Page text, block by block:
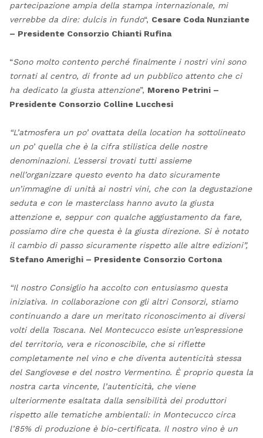
partecipazione ampia della stampa internazionale, mi
verrebbe da dire: dulcis in fundo“, Cesare Coda Nunziante
– Presidente Consorzio Chianti Rufina
“Sono molto contento perché finalmente i nostri vini sono
tornati al centro, di fronte ad un pubblico attento che ci
ha dedicato la giusta attenzione”, Moreno Petrini –
Presidente Consorzio Colline Lucchesi
“L’atmosfera un po’ ovattata della location ha sottolineato
un po’ quella che è la cifra stilistica delle nostre
denominazioni. L’essersi trovati tutti assieme
nell’organizzare questo evento ha dato sicuramente
un’immagine di unità ai nostri vini, che con la degustazione
seduta e con le masterclass hanno avuto la giusta
attenzione e, seppur con qualche aggiustamento da fare,
possiamo dire che questa è la giusta direzione. Si è notato
il cambio di passo sicuramente rispetto alle altre edizioni”,
Stefano Amerighi – Presidente Consorzio Cortona
“Il nostro Consiglio ha accolto con entusiasmo questa
iniziativa. In collaborazione con gli altri Consorzi, stiamo
continuando a dare un meritato riconoscimento ai diversi
volti della Toscana. Nel Montecucco esiste un’espressione
del territorio, vera e riconoscibile, che si riflette
completamente nel vino e che diventa autenticità stessa
del Sangiovese e del nostro Vermentino. È proprio questa la
nostra carta vincente, l’autenticità, che viene
ulteriormente esaltata dalla sensibilità dei produttori
rispetto alle tematiche ambientali: in Montecucco circa
l’85% di produzione è bio-certificata. Il nostro vino è un